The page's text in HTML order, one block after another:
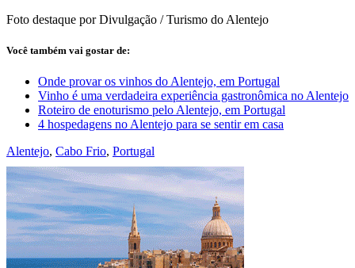
Foto destaque por Divulgação / Turismo do Alentejo
Você também vai gostar de:
Onde provar os vinhos do Alentejo, em Portugal
Vinho é uma verdadeira experiência gastronômica no Alentejo
Roteiro de enoturismo pelo Alentejo, em Portugal
4 hospedagens no Alentejo para se sentir em casa
Alentejo, Cabo Frio, Portugal